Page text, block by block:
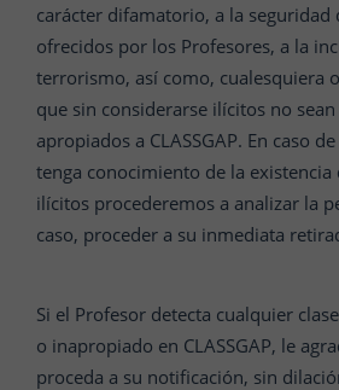
carácter difamatorio, a la seguridad
ofrecidos por los Profesores, a la
terrorismo, así como, cualesquiera
que sin considerarse ilícitos no
apropiados a CLASSGAP. En caso
tenga conocimiento de la existencia
ilícitos procederemos a analizar la
caso, proceder a su inmediata
Si el Profesor detecta cualquier
o inapropiado en CLASSGAP, le
proceda a su notificación, sin